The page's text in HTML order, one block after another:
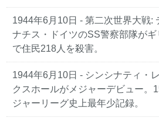
1944年6月10日 - 第二次世界大戦:
ナチス・ドイツのSS警察部隊が
で住民218人を殺害。
1944年6月10日 - シンシナティ・
クスホールがメジャーデビュー。
ジャーリーグ史上最年少記録。